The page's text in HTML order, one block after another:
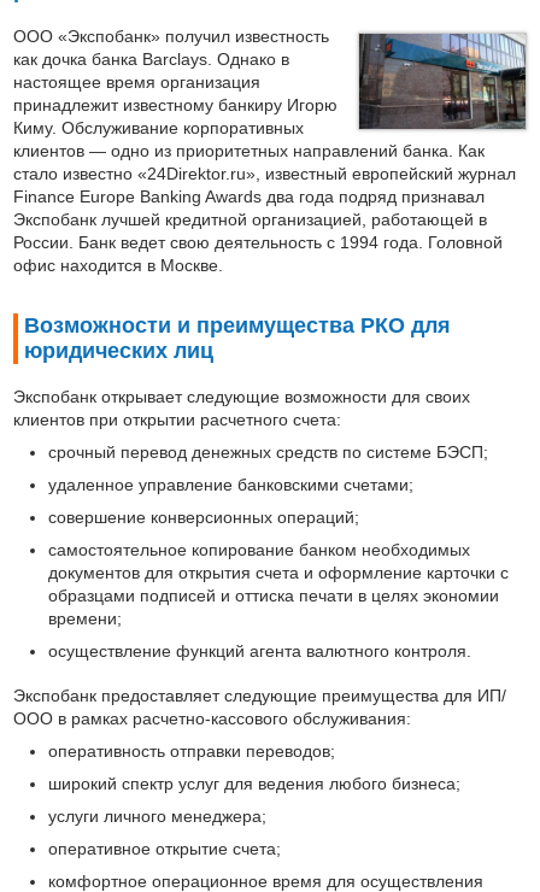
ООО «Экспобанк» получил известность
как дочка банка Barclays. Однако в
настоящее время организация
принадлежит известному банкиру Игорю
Киму. Обслуживание корпоративных
клиентов — одно из приоритетных направлений банка. Как
стало известно «24Direktor.ru», известный европейский журнал
Finance Europe Banking Awards два года подряд признавал
Экспобанк лучшей кредитной организацией, работающей в
России. Банк ведет свою деятельность с 1994 года. Головной
офис находится в Москве.
Возможности и преимущества РКО для
юридических лиц
Экспобанк открывает следующие возможности для своих
клиентов при открытии расчетного счета:
срочный перевод денежных средств по системе БЭСП;
удаленное управление банковскими счетами;
совершение конверсионных операций;
самостоятельное копирование банком необходимых
документов для открытия счета и оформление карточки с
образцами подписей и оттиска печати в целях экономии
времени;
осуществление функций агента валютного контроля.
Экспобанк предоставляет следующие преимущества для ИП/
ООО в рамках расчетно-кассового обслуживания:
оперативность отправки переводов;
широкий спектр услуг для ведения любого бизнеса;
услуги личного менеджера;
оперативное открытие счета;
комфортное операционное время для осуществления